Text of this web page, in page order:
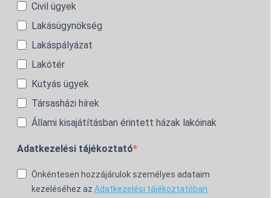
Civil ügyek
Lakásügynökség
Lakáspályázat
Lakótér
Kutyás ügyek
Társasházi hírek
Állami kisajátításban érintett házak lakóinak
Adatkezelési tájékoztató
Önkéntesen hozzájárulok személyes adataim
kezeléséhez az Adatkezelési tájékoztatóban